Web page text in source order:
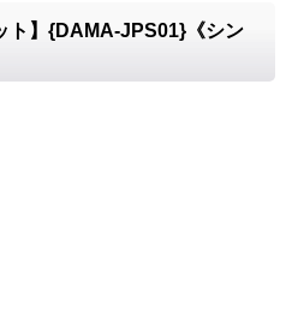
ト】{DAMA-JPS01}《シン